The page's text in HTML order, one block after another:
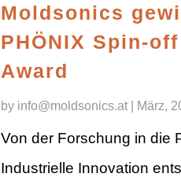
Moldsonics
PHÖNIX Spin-off
Award
by info@moldsonics.at| März,
Von der Forschung in die
Industrielle Innovation